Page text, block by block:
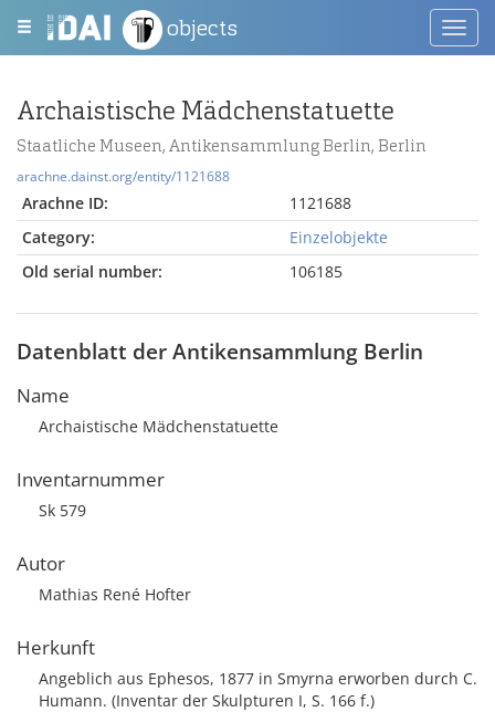
objects
Archaistische Mädchenstatuette
Staatliche Museen, Antikensammlung Berlin, Berlin
arachne.dainst.org/entity/1121688
Arachne ID:
1121688
Category:
Einzelobjekte
Old serial number:
106185
Datenblatt der Antikensammlung Berlin
Name
Archaistische Mädchenstatuette
Inventarnummer
Sk 579
Autor
Mathias René Hofter
Herkunft
Angeblich aus Ephesos, 1877 in Smyrna erworben durch C.
Humann. (Inventar der Skulpturen I, S. 166 f.)